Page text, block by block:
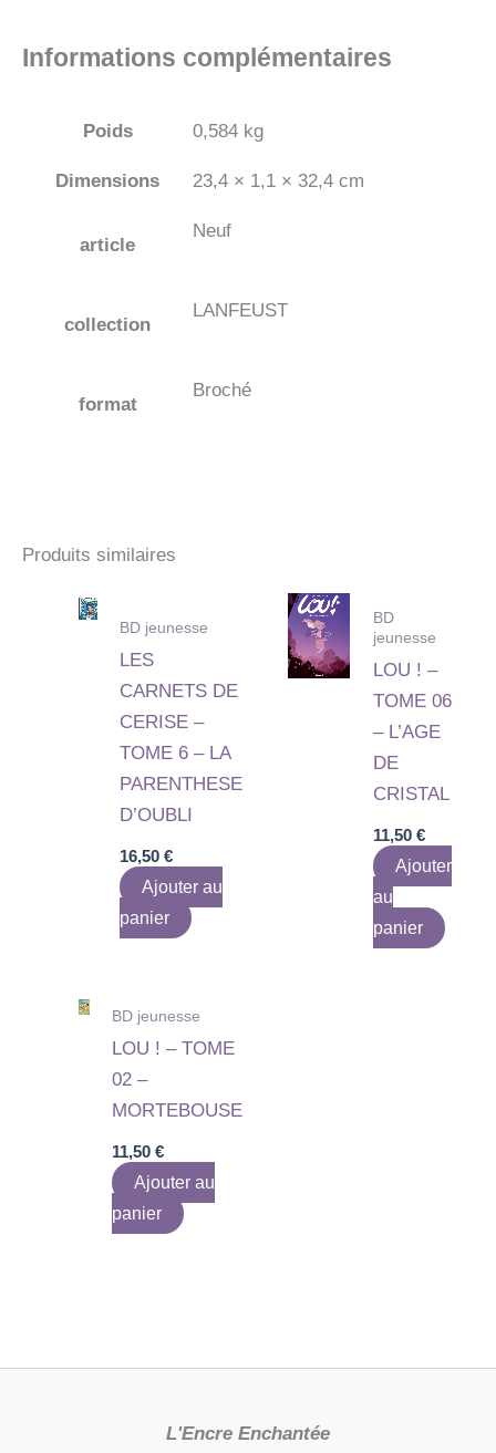
Informations complémentaires
Poids 0,584 kg
Dimensions 23,4 × 1,1 × 32,4 cm
article
Neuf
collection
LANFEUST
format
Broché
Produits similaires
BD jeunesse
LES
CARNETS DE
CERISE –
TOME 6 – LA
PARENTHESE
D’OUBLI
16,50€
Ajouter au
panier
BD
jeunesse
LOU ! –
TOME 06
– L’AGE
DE
CRISTAL
11,50 €
Ajouter
au
panier
BD jeunesse
LOU ! – TOME
02 –
MORTEBOUSE
11,50€
Ajouter au
panier
L'Encre Enchantée